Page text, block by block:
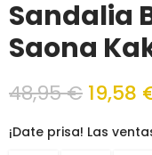
Sandalia
Saona
48,95 € 19,58
¡Date prisa! Las